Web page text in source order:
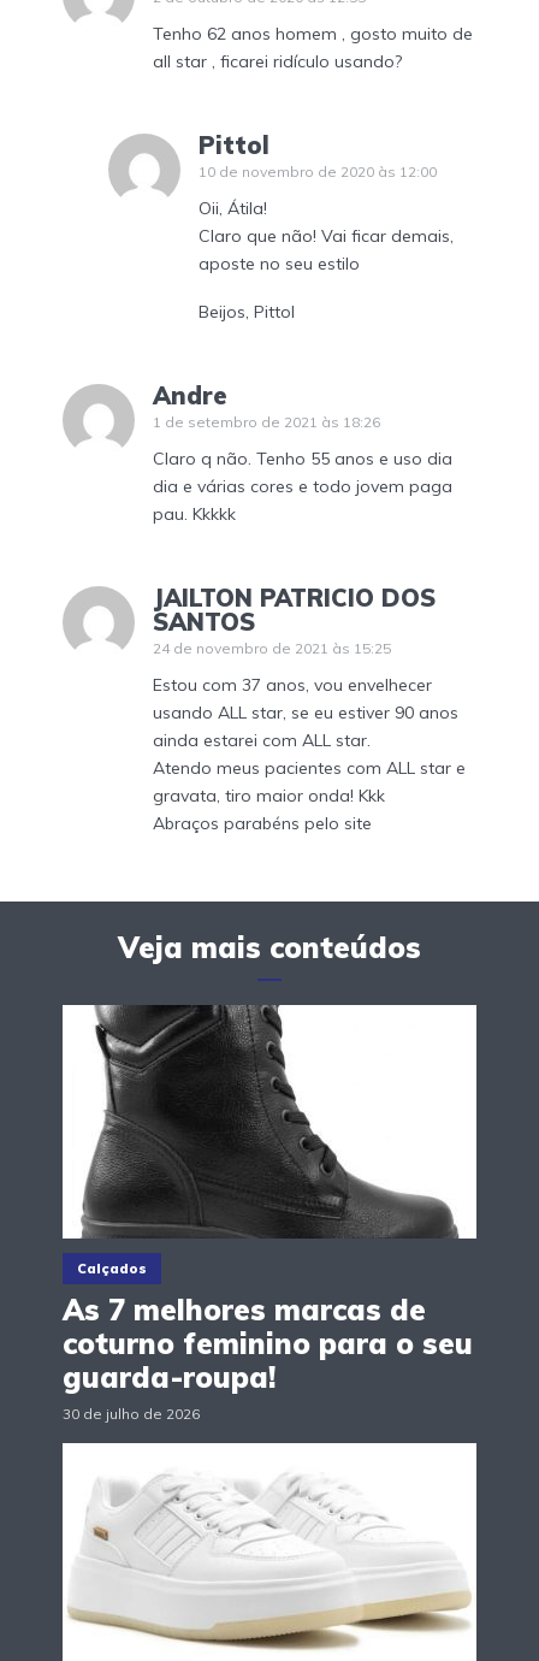
Tenho 62 anos homem , gosto muito de
all star , ficarei ridículo usando?
Pittol
10 de novembro de 2020 às 12:00
Oii, Átila!
Claro que não! Vai ficar demais,
aposte no seu estilo
Beijos, Pittol
Andre
1 de setembro de 2021 às 18:26
Claro q não. Tenho 55 anos e uso dia
dia e várias cores e todo jovem paga
pau. Kkkkk
JAILTON PATRICIO DOS
SANTOS
24 de novembro de 2021 às 15:25
Estou com 37 anos, vou envelhecer
usando ALL star, se eu estiver 90 anos
ainda estarei com ALL star.
Atendo meus pacientes com ALL star e
gravata, tiro maior onda! Kkk
Abraços parabéns pelo site
Veja mais conteúdos
Calçados
As 7 melhores marcas de
coturno feminino para o seu
guarda-roupa!
30 de julho de 2026